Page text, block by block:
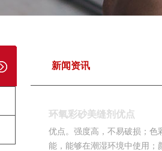
新闻资讯
环氧彩砂美缝剂优点
优点。强度高，不易破损；色
能，能够在潮湿环境中使用